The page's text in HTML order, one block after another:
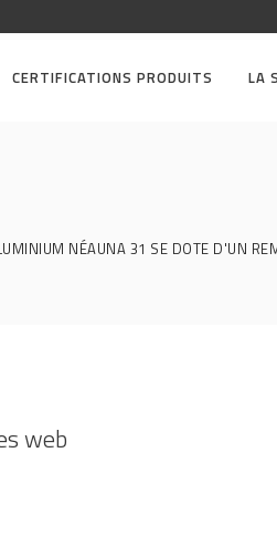
CERTIFICATIONS PRODUITS LA
NÉAUNA 31 SE DOTE D'UN
web